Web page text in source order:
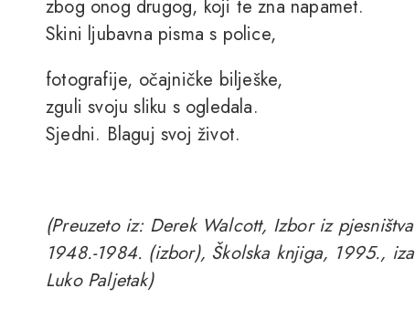
zbog onog drugog, koji te zna napamet.
Skini ljubavna pisma s police,
fotografije, očajničke bilješke,
zguli svoju sliku s ogledala.
Sjedni. Blaguj svoj život.
(Preuzeto iz: Derek Walcott, Izbor iz
1948.-1984. (izbor), Školska knjiga, 1995.,
Luko Paljetak)